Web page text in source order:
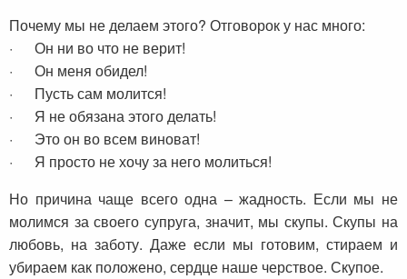
Почему мы не делаем этого? Отговорок у нас много:
· Он ни во что не верит!
· Он меня обидел!
· Пусть сам молится!
· Я не обязана этого делать!
· Это он во всем виноват!
· Я просто не хочу за него молиться!
Но причина чаще всего одна – жадность. Если мы не
молимся за своего супруга, значит, мы скупы. Скупы на
любовь, на заботу. Даже если мы готовим, стираем и
убираем как положено, сердце наше черствое. Скупое.